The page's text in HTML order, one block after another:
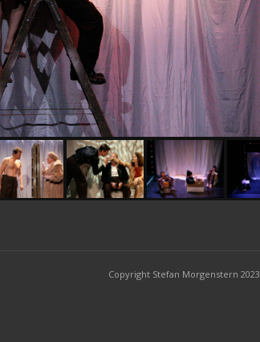
Copyright Stefan Morgenstern 2023